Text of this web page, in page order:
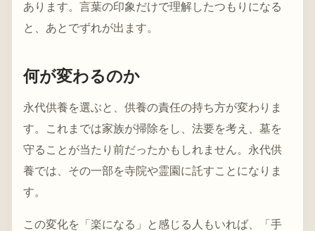
あります。言葉の印象だけで理解したつもりになる
と、あとでずれが出ます。
何が変わるのか
永代供養を選ぶと、供養の責任の持ち方が変わりま
す。これまでは家族が掃除をし、法要を考え、墓を
守ることが当たり前だったかもしれません。永代供
養では、その一部を寺院や霊園に託すことになりま
す。
この変化を「楽になる」と感じる人もいれば、「手